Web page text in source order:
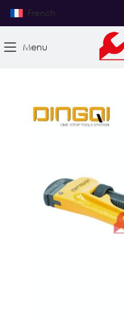
French
Menu